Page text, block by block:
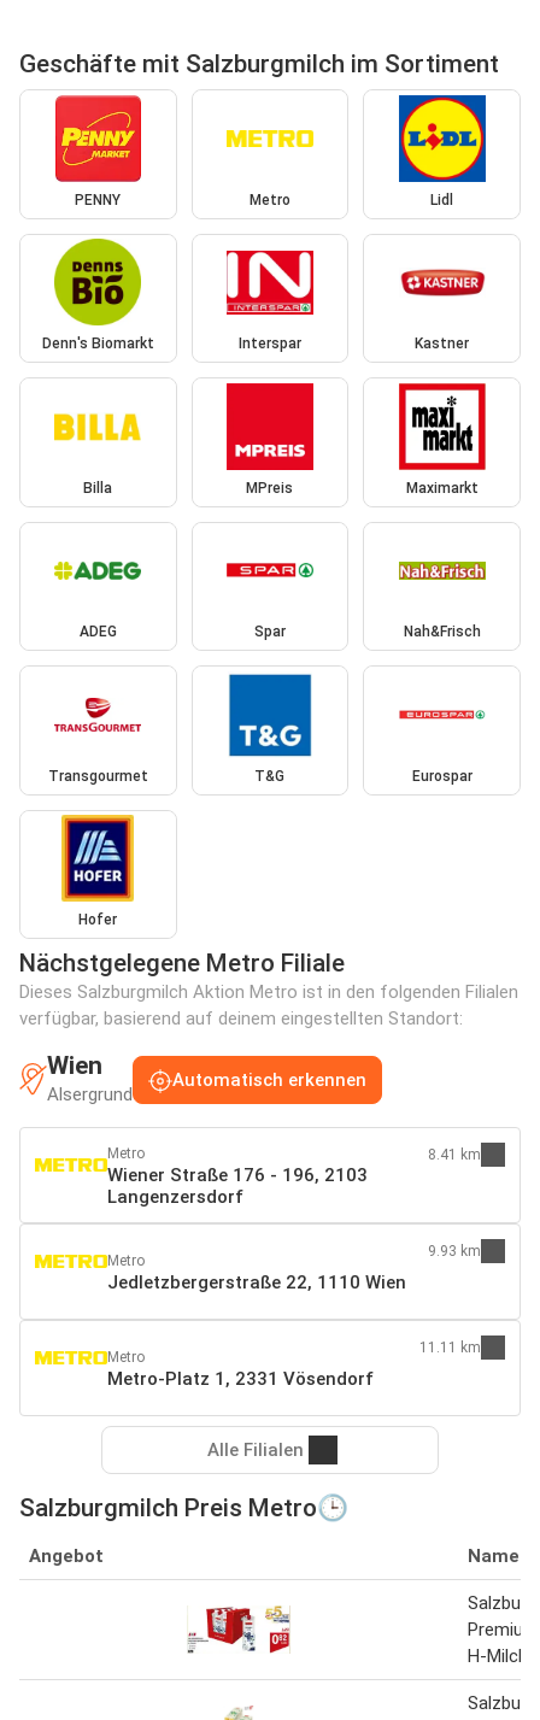
Geschäfte mit Salzburgmilch im Sortiment
PENNY Metro Lidl
Denn's Biomarkt Interspar Kastner
Billa MPreis Maximarkt
ADEG Spar Nah&Frisch
Transgourmet T&G Eurospar
Hofer
Nächstgelegene Metro Filiale
Dieses Salzburgmilch Aktion Metro ist in den folgenden Filialen
verfügbar, basierend auf deinem eingestellten Standort:
Wien
Alsergrund
Automatisch erkennen
Metro
Wiener Straße 176 - 196, 2103
Langenzersdorf
8.41 km
Metro
Jedletzbergerstraße 22, 1110 Wien
9.93 km
Metro
Metro-Platz 1, 2331 Vösendorf
11.11 km
Alle Filialen
Salzburgmilch Preis Metro🕒
Angebot Name
H-Milch